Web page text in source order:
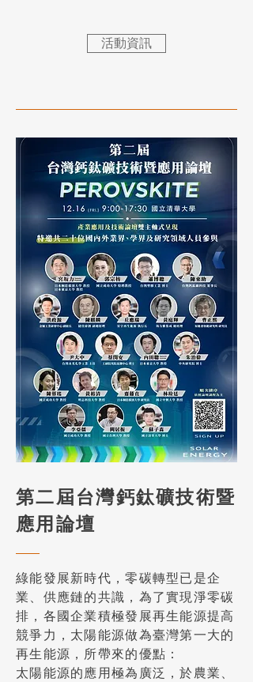
活動資訊
第二屆台灣鈣鈦礦技術暨
應用論壇
綠能發展新時代，零碳轉型已是企
業、供應鏈的共識，為了實現淨零碳
排，各國企業積極發展再生能源提高
競爭力，太陽能源做為臺灣第一大的
再生能源，所帶來的優點：
太陽能源的應用極為廣泛，於農業、